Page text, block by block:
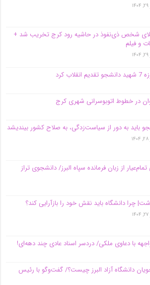
شخص ذی‌نفوذ در حاشیه‌ رود کرج تخریب شد +
و فیلم
باید به دور از سیاست‌زدگی، به صلاح کشور بیندیشد
از زبان فرمانده سپاه البرز/ دانشجوی تراز
چرا دانشگاه باید نقش خود را بازآرایی کند؟
با دعاوی ملکی/ دردسر اسناد عادی چند‌ دهه‌ای!
دانشگاه آزاد البرز چیست؟/ گفت‌وگو با رئیس